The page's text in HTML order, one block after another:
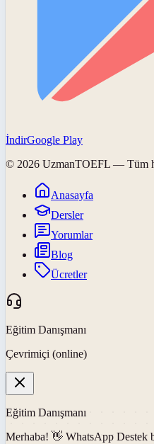
İndirGoogle Play
© 2026 UzmanTOEFL — Tüm
Anasayfa
Dersler
Yorumlar
Blog
Ücretler
Eğitim Danışmanı
Çevrimiçi (online)
Eğitim Danışmanı
Merhaba! 👋 WhatsApp Destek